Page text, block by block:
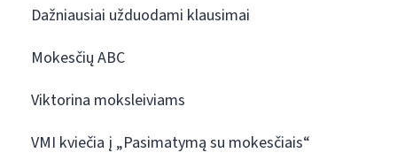
Dažniausiai užduodami klausimai
Mokesčių ABC
Viktorina moksleiviams
VMI kviečia į „Pasimatymą su mokesčiais“